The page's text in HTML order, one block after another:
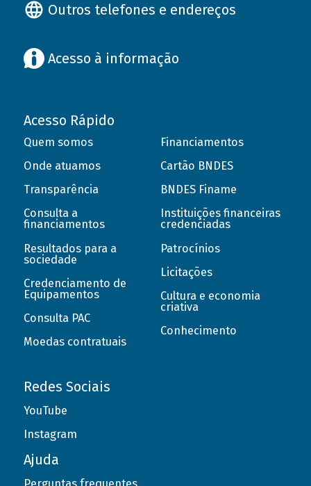
Outros telefones e endereços
Acesso à informação
Acesso Rápido
Quem somos
Onde atuamos
Transparência
Consulta a
financiamentos
Resultados para a
sociedade
Credenciamento de
Equipamentos
Consulta PAC
Moedas contratuais
Financiamentos
Cartão BNDES
BNDES Finame
Instituições financeiras
credenciadas
Patrocínios
Licitações
Cultura e economia
criativa
Conhecimento
Redes Sociais
YouTube
Instagram
Ajuda
Perguntas frequentes